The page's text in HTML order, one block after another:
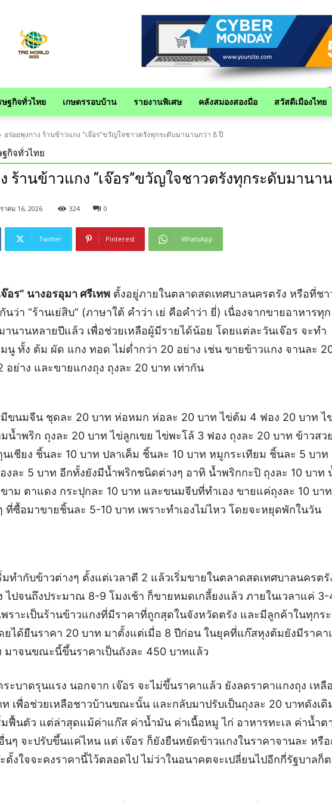
ษฐกิจทั่วไทย เกษตรรอบบ้าน รายงานพิเศษ คลังสมองสองมือ สวัสดีเมืองไทย
อร่อยพุงกาง ร้านข้าวแกง "เจ๊อร"ขวัญใจชาวตรังทุกระดับมานานกว่า 8 ปี
ฐกิจทั่วไทย
ร้านข้าวแกง “เจ๊อร”ขวัญใจชาวตรังทุกระดับมานา
าคม 16, 2026 324 0
Twitter Pinterest WhatsApp
จ๊อร” นางอรอุมา ศรีเทพ ตั้งอยู่ภายในตลาดสดเทศบาลนครตรัง หรือที่ชา
นว่า “ร้านเย่สิบ” (ภาษาใต้ คำว่า เย่ คือคำว่า ยี่) เนื่องจากขายอาหารทุก
านานหลายปีแล้ว เพื่อช่วยเหลือผู้มีรายได้น้อย โดยแต่ละวันเจ๊อร จะทำ
นู ทั้ง ต้ม ผัด แกง ทอด ไม่ต่ำกว่า 20 อย่าง เช่น ขายข้าวแกง จานละ
อย่าง และขายแกงถุง ถุงละ 20 บาท เท่ากัน
ขนมจีน ชุดละ 20 บาท ห่อหมก ห่อละ 20 บาท ไข่ต้ม 4 ฟอง 20 บาท ไ
น้ำพริก ถุงละ 20 บาท ไข่ลูกเขย ไข่พะโล้ 3 ฟอง ถุงละ 20 บาท ข้าวสวย
นเชียง ชิ้นละ 10 บาท ปลาเค็ม ชิ้นละ 10 บาท หมูกระเทียม ชิ้นละ 5 บา
งละ 5 บาท อีกทั้งยังมีน้ำพริกชนิดต่างๆ อาทิ น้ำพริกกะปิ ถุงละ 10 บาท
าม ตาแดง กระปุกละ 10 บาท และขนมจีบที่ทำเอง ขายแค่ถุงละ 10 บาท
ที่ซื้อมาขายชิ้นละ 5-10 บาท เพราะทำเองไม่ไหว โดยจะหยุดพักในวัน
มทำกับข้าวต่างๆ ตั้งแต่เวลาตี 2 แล้วเริ่มขายในตลาดสดเทศบาลนครตรั
ไปจนถึงประมาณ 8-9 โมงเช้า ก็ขายหมดเกลี้ยงแล้ว ภายในเวลาแค่ 3-
พราะเป็นร้านข้าวแกงที่มีราคาที่ถูกสุดในจังหวัดตรัง และมีลูกค้าในทุกร
ยได้ยืนราคา 20 บาท มาตั้งแต่เมื่อ 8 ปีก่อน ในยุคที่แก๊สหุงต้มยังมีราคา
มาจนขณะนี้ขึ้นราคาเป็นถังละ 450 บาทแล้ว
ะบาดรุนแรง นอกจาก เจ๊อร จะไม่ขึ้นราคาแล้ว ยังลดราคาแกงถุง เหลือ
เพื่อช่วยเหลือชาวบ้านขณะนั้น และกลับมาปรับเป็นถุงละ 20 บาทดังเดิ
มฟื้นตัว แต่ล่าสุดแม้ค่าแก๊ส ค่าน้ำมัน ค่าเนื้อหมู ไก่ อาหารทะเล ค่าน้ำต
นๆ จะปรับขึ้นแค่ไหน แต่ เจ๊อร ก็ยังยืนหยัดข้าวแกงในราคาจานละ หรือ
ตั้งใจจะคงราคานี้ไว้ตลอดไป ไม่ว่าในอนาคตจะเปลี่ยนไปอีกกี่รัฐบาลก็